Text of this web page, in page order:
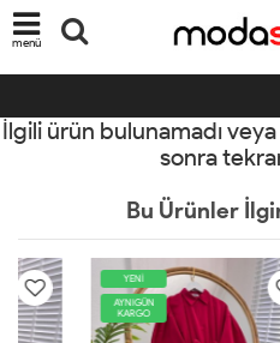
menü
İlgili ürün bulunamadı
sonra
Bu Ürünler
AYNIGÜN
KARGO